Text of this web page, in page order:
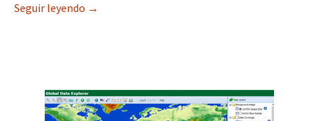
Seguir leyendo Descarga DMS TanDEM-X a 90 metros
→